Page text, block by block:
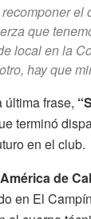
recomponer
que
local en la
hay que
última frase,
terminó
en el club.
América de
en El